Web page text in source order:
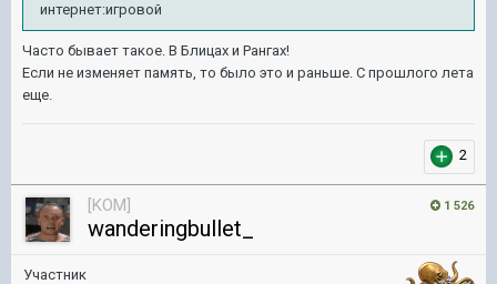
интернет:игровой
Часто бывает такое. В Блицах и Рангах!
Если не изменяет память, то было это и раньше. С прошлого лета
еще.
2
1 526
[KOM]
wanderingbullet_
Участник